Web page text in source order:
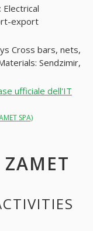
: Electrical
export
Cross bars, nets,
Sendzimir,
ufficiale dell'IT
SPA)